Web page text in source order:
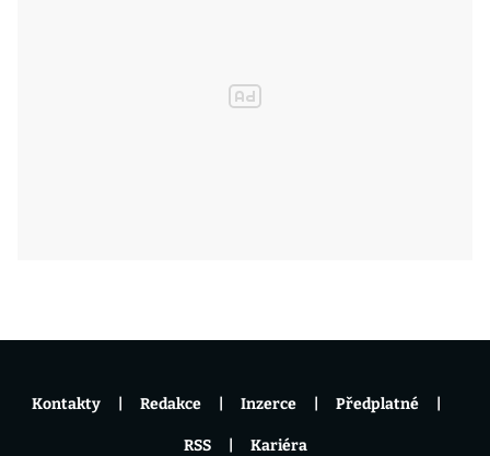
Kontakty Redakce Inzerce Předplatné
RSS Kariéra